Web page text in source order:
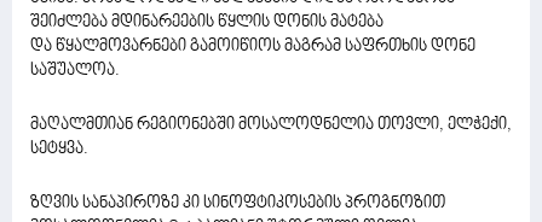
შეიძლება მდინარეების წყლის დონის მატება
და წყალმოვარნები გამოიწიოს მაგრამ საფრთხის დონე
საშუალოა.
მაღალმთიან რეგიონებში მოსალოდნელია თოვლი, ელჭექი,
სეტყვა.
ზღვის სანაპიროზე კი სინოფტიკოსების პროგნოზით